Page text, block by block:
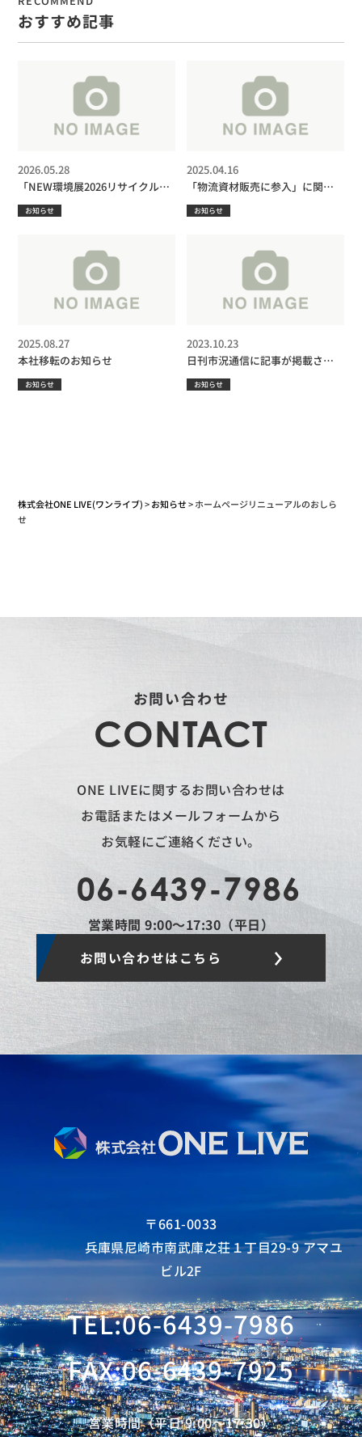
おすすめ記事
「NEW環境展2026リサイクル設
が 掲載されました。
2026.05.28
お知らせ
「物流資材販売に参入」に関す
れました
2025.04.16
お知らせ
本社移転のお知らせ
2025.08.27
お知らせ
日刊市況通信に記事が掲載され
ました。
2023.10.23
お知らせ
株式会社ONE LIVE(ワンライブ)>お知らせ>ホームページリニューアルのおしら
せ
お問い合わせ
CONTACT
ONE LIVEに関するお問い合わせは
お電話またはメールフォームから
お気軽にご連絡ください。
06-6439-7986
営業時間 9:00〜17:30（平日）
お問い合わせはこちら
〒661-0033
兵庫県尼崎市南武庫之荘１丁目29-9 アマユ
ビル2F
TEL:06-6439-7986
FAX:06-6439-7925
営業時間（平日 9:00〜17:30）